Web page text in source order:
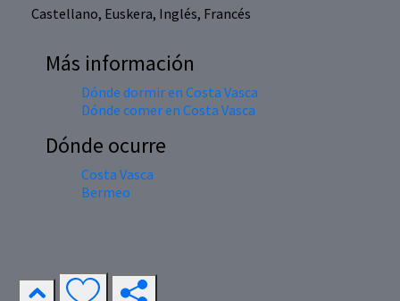
Castellano, Euskera, Inglés, Francés
Más información
Dónde dormir en Costa Vasca
Dónde comer en Costa Vasca
Dónde ocurre
Costa Vasca
Bermeo